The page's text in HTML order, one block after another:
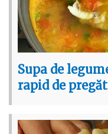
Supa de
rapid de